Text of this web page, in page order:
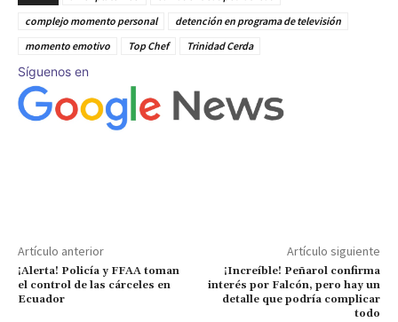
complejo momento personal
detención en programa de televisión
momento emotivo
Top Chef Trinidad Cerda
Síguenos en
Artículo anterior
¡Alerta! Policía y FFAA toman
el control de las cárceles en
Ecuador
Artículo siguiente
¡Increíble! Peñarol confirma
interés por Falcón, pero hay un
detalle que podría complicar
todo